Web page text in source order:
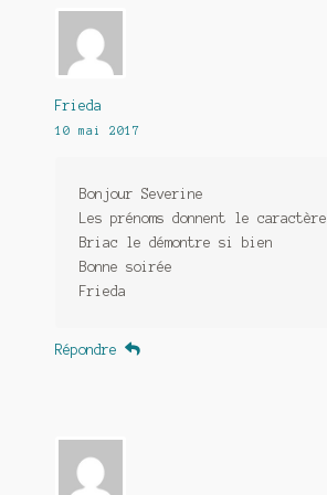
Frieda
10 mai 2017
Bonjour Severine
Les prénoms donnent le caractère
Briac le démontre si bien
Bonne soirée
Frieda
Répondre